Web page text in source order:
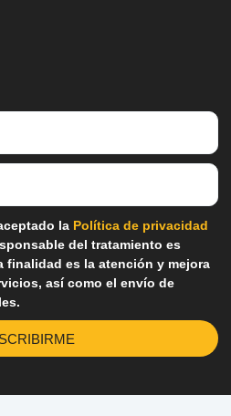
la Política de privacidad
del tratamiento es
finalidad es la atención y mejora
así como el envío de